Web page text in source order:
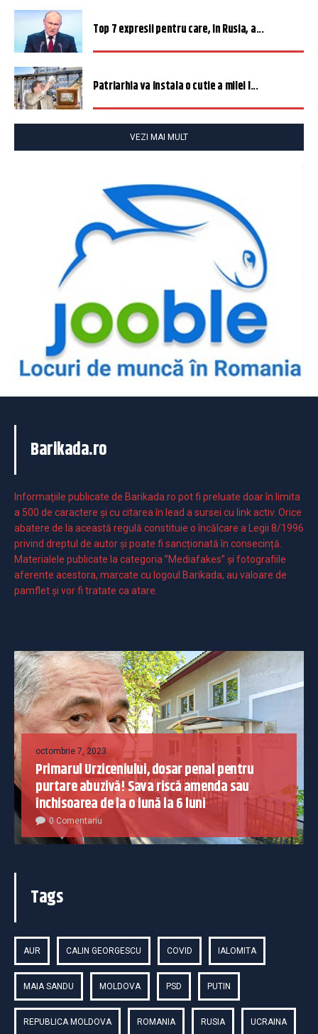
Top 7 expresii pentru care, în Rusia, a...
Patriarhia va instala o cutie a milei î...
VEZI MAI MULT
Barikada.ro
Informaţiile publicate de Barikada.ro pot fi preluate doar în limita
a 500 de caractere şi cu citarea în lead a sursei cu link activ. Orice
abatere de la această regulă constituie o încălcare a Legii 8/1996
privind dreptul de autor și poate fi sancționată în consecință.
Materialele publicate la categoria ”Mediafakes” și fotografiile
aferente acestora, marcate cu logoul Barikada, au valoare de
pamflet și vor fi tratate ca atare.
octombrie 7, 2023
Primarul Urziceniului, dosar penal pentru
purtare abuzivă! Sava riscă amenda sau
închisoarea de la o lună la 6 luni
0 Comentariu
Tags
AUR CALIN GEORGESCU COVID IALOMITA
MAIA SANDU MOLDOVA PSD PUTIN
REPUBLICA MOLDOVA ROMANIA RUSIA UCRAINA